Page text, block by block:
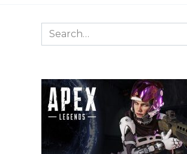
Search
for: